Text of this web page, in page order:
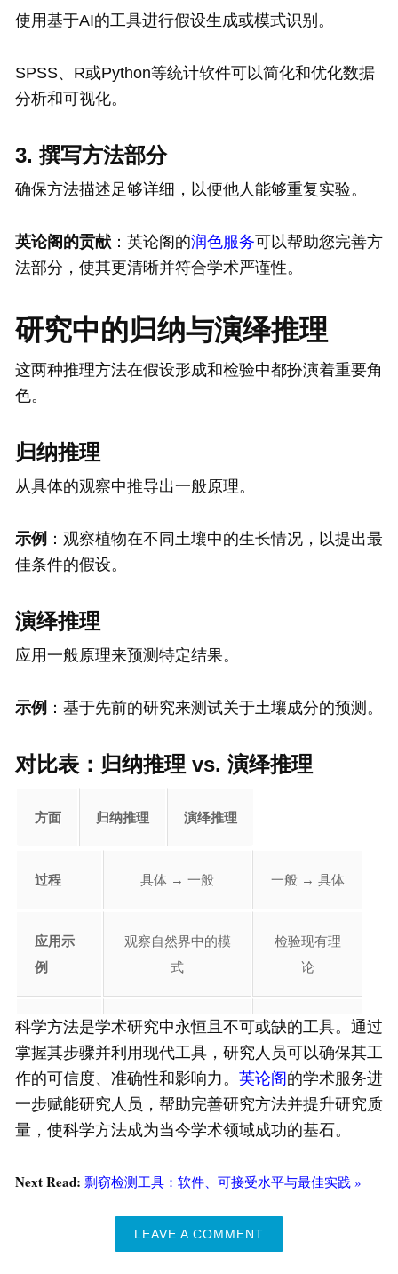
使用基于AI的工具进行假设生成或模式识别。
SPSS、R或Python等统计软件可以简化和优化数据
分析和可视化。
3. 撰写方法部分
确保方法描述足够详细，以便他人能够重复实验。
英论阁 的贡献 ：英论阁的润色服务可以帮助您完善方
法部分，使其更清晰并符合学术严谨性。
研究中的归纳与演绎推理
这两种推理方法在假设形成和检验中都扮演着重要角
色。
归纳推理
从具体的观察中推导出一般原理。
示例 ：观察植物在不同土壤中的生长情况，以提出最
佳条件的假设。
演绎推理
应用一般原理来预测特定结果。
示例 ：基于先前的研究来测试关于土壤成分的预测。
对比表：归纳推理 vs. 演绎推理
方面 归纳推理 演绎推理
过程 具体 → 一般 一般 → 具体
应用示
例
观察自然界中的模
式
检验现有理
论
常见用
途
科学方法是学术研究中永恒且不可或缺的工具。通过
掌握其步骤并利用现代工具，研究人员可以确保其工
作的可信度、准确性和影响力。 英论阁 的学术服务进
一步赋能研究人员，帮助完善研究方法并提升研究质
量，使科学方法成为当今学术领域成功的基石。
Next Read: 剽窃检测工具：软件、可接受水平与最佳实践 »
LEAVE A COMMENT